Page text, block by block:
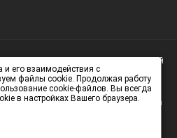
Ваше внимание на то, что данный
информационный характер и
публичной офертой,
437 (2) Гражданского кодекса
данных
и его взаимодействия с
файлы cookie. Продолжая работу
cookie-файлов. Вы всегда
в настройках Вашего браузера.